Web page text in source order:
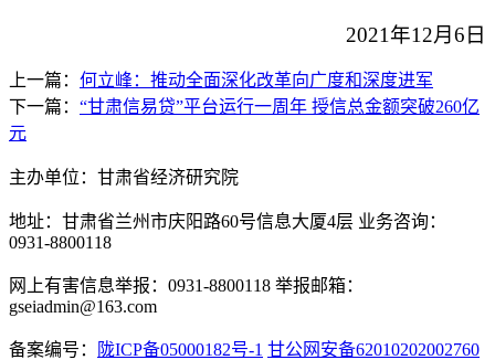
2021年12月6日
上一篇： 何立峰：推动全面深化改革向广度和深度进军
下一篇： “甘肃信易贷”平台运行一周年 授信总金额突破260亿
元
主办单位：甘肃省经济研究院
地址：甘肃省兰州市庆阳路60号信息大厦4层 业务咨询：
0931-8800118
网上有害信息举报：0931-8800118 举报邮箱：
gseiadmin@163.com
备案编号： 陇ICP备05000182号-1 甘公网安备62010202002760